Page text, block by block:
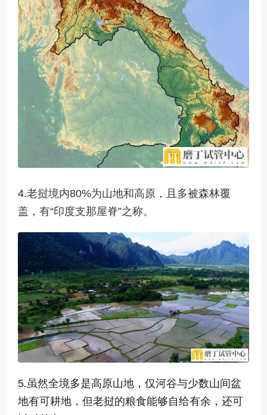
4.老挝境内80%为山地和高原，且多被森林覆
盖，有“印度支那屋脊”之称。
5.虽然全境多是高原山地，仅河谷与少数山间盆
地有可耕地，但老挝的粮食能够自给有余，还可